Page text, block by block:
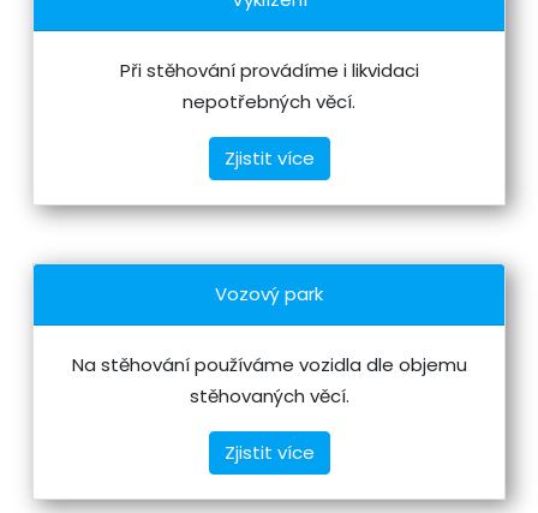
Při stěhování provádíme i likvidaci
nepotřebných věcí.
Zjistit více
Vozový park
Na stěhování používáme vozidla dle objemu
stěhovaných věcí.
Zjistit více